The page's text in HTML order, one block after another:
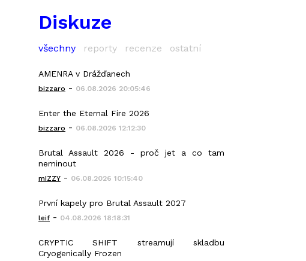
Diskuze
všechny reporty recenze ostatní
AMENRA v Drážďanech
bizzaro - 06.08.2026 20:05:46
Enter the Eternal Fire 2026
bizzaro - 06.08.2026 12:12:30
Brutal Assault 2026 - proč jet a co tam
neminout
mIZZY - 06.08.2026 10:15:40
První kapely pro Brutal Assault 2027
leif - 04.08.2026 18:18:31
CRYPTIC SHIFT streamují skladbu
Cryogenically Frozen